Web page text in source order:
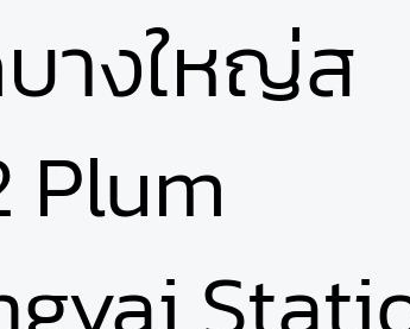
างใหญ่ส
Plum